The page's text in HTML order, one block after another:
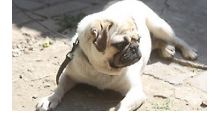
름이 없어서 단백하고 맛있었다. 국화빵도 그런데로 먹을만 했다. 광교산
에서 시작된 수원천은 광교저수지에서 담수로 있다가 수원시의 중심을
흘러간다. 화홍문(華虹門) 근처 커피점에서 아메리카노를 주문했다. 또
휴식... 아메리카노 한잔 하면서 잠깐의 여유를 즐긴다. 얼핏 7~8년만에
대학교 후배..